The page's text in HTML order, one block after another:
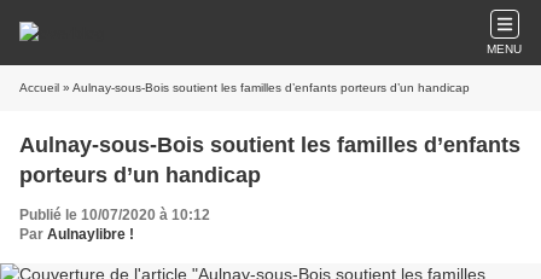
MENU
Accueil » Aulnay-sous-Bois soutient les familles d’enfants porteurs d’un handicap
Aulnay-sous-Bois soutient les familles d’enfants
porteurs d’un handicap
Publié le 10/07/2020 à 10:12
Par Aulnaylibre !